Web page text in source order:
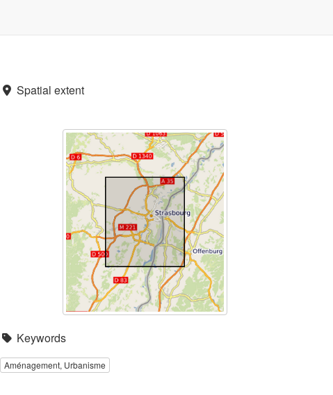
Spatial extent
Keywords
Aménagement, Urbanisme